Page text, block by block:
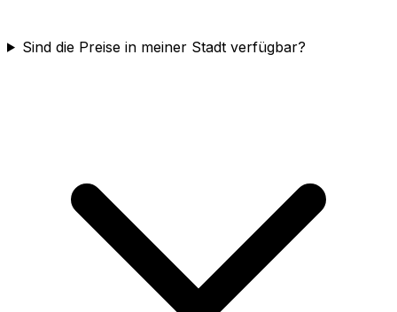
Sind die Preise in meiner Stadt verfügbar?